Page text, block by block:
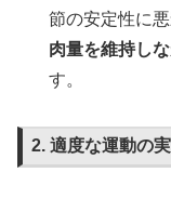
節の安定性に
肉量を維持し
す。
2. 適度な運動の